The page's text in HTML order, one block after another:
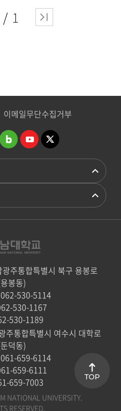
1
이메일무단수집거부
주통합특별시 북구 용봉로
봉동)
530-5114
530-1167
530-1189
주통합특별시 여수시 대학로
덕동)
659-6114
659-6111
659-7003
NATIONAL UNIVERSITY.
RESERVED.
TOP